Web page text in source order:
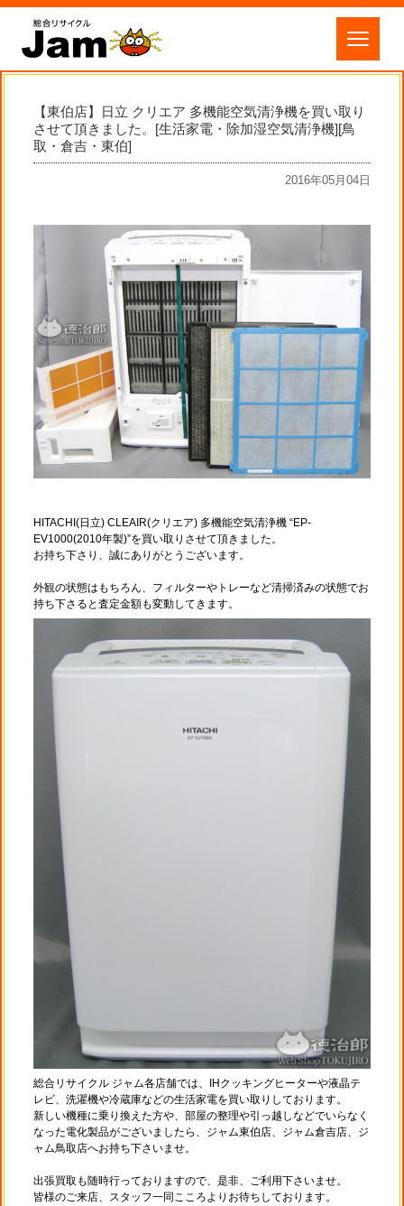
【東伯店】日立 クリエア 多機能空気清浄機を買い取り
させて頂きました。[生活家電・除加湿空気清浄機][鳥
取・倉吉・東伯]
2016年05月04日
HITACHI(日立) CLEAIR(クリエア) 多機能空気清浄機 “EP-
EV1000(2010年製)”を買い取りさせて頂きました。
お持ち下さり、誠にありがとうございます。
外観の状態はもちろん、フィルターやトレーなど清掃済みの状態でお
持ち下さると査定金額も変動してきます。
総合リサイクル ジャム各店舗では、IHクッキングヒーターや液晶テ
レビ、洗濯機や冷蔵庫などの生活家電を買い取りしております。
新しい機種に乗り換えた方や、部屋の整理や引っ越しなどでいらなく
なった電化製品がございましたら、ジャム東伯店、ジャム倉吉店、ジ
ャム鳥取店へお持ち下さいませ。
出張買取も随時行っておりますので、是非、ご利用下さいませ。
皆様のご来店、スタッフ一同こころよりお待ちしております。